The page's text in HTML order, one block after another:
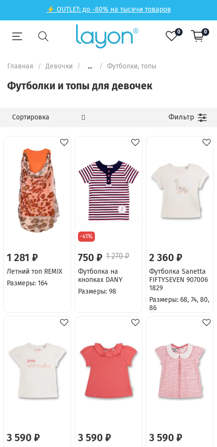
⚡ OUTLET: до -80% на тысячи товаров
0 0
Главная Девочки ... Футболки, топы
Футболки и топы для девочек
1 281 ₽
Летний топ REMIX
Размеры: 164
-41%
750 ₽ 1 270 ₽
Футболка на
кнопках DANY
Размеры: 98
2 360 ₽
Футболка Sanetta
FIFTYSEVEN 907006
1829
Размеры: 68, 74, 80,
86
3 590 ₽ 3 590 ₽ 3 590 ₽
Фильтр